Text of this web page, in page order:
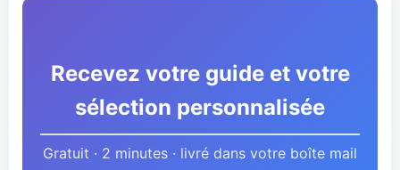
Recevez votre guide et votre
sélection personnalisée
Gratuit · 2 minutes · livré dans votre boîte mail